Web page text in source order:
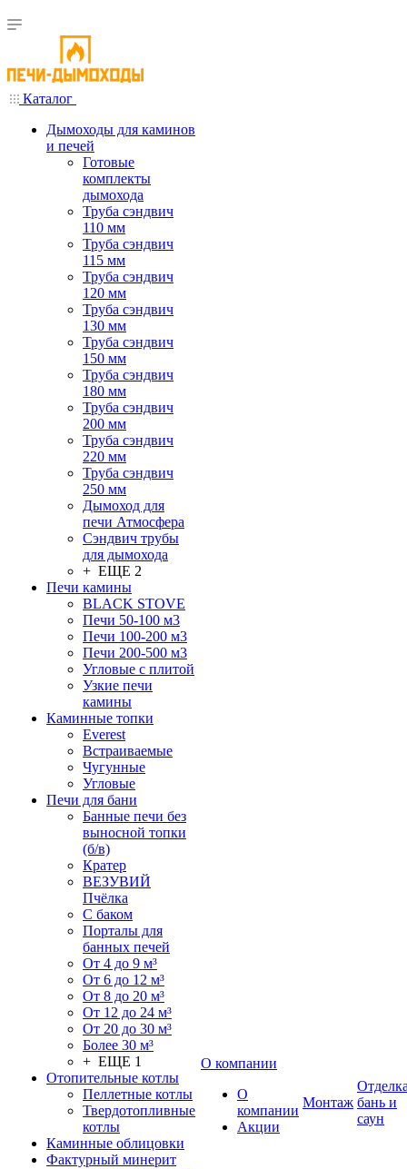
Каталог
Дымоходы для каминов
и печей
Готовые
комплекты
дымохода
Труба сэндвич
110 мм
Труба сэндвич
115 мм
Труба сэндвич
120 мм
Труба сэндвич
130 мм
Труба сэндвич
150 мм
Труба сэндвич
180 мм
Труба сэндвич
200 мм
Труба сэндвич
220 мм
Труба сэндвич
250 мм
Дымоход для
печи Атмосфера
Сэндвич трубы
для дымохода
+ ЕЩЕ 2
Печи камины
BLACK STOVE
Печи 50-100 м3
Печи 100-200 м3
Печи 200-500 м3
Угловые с плитой
Узкие печи
камины
Каминные топки
Everest
Встраиваемые
Чугунные
Угловые
Печи для бани
Банные печи без
выносной топки
(б/в)
Кратер
ВЕЗУВИЙ
Пчёлка
С баком
Порталы для
банных печей
От 4 до 9 м³
От 6 до 12 м³
От 8 до 20 м³
От 12 до 24 м³
От 20 до 30 м³
Более 30 м³
+ ЕЩЕ 1
Отопительные котлы
Пеллетные котлы
Твердотопливные
котлы
Каминные облицовки
Фактурный минерит
О компании
О
компании
Акции
Монтаж бань и
саун